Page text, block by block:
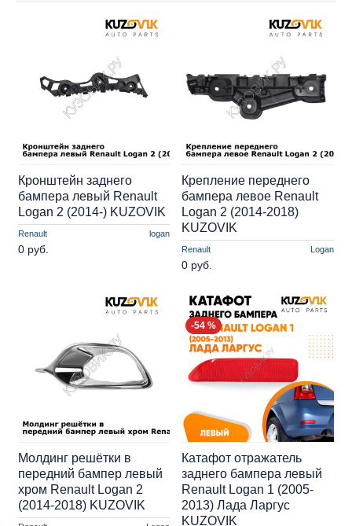
Renault logan
Кронштейн заднего
бампера левый Renault
Logan 2 (2014-) KUZOVIK
0 руб. Renault Logan
Крепление переднего
бампера левое Renault
Logan 2 (2014-2018)
KUZOVIK
0 руб.
Молдинг решётки в
передний бампер левый
хром Renault Logan 2
(2014-2018) KUZOVIK
-54 %
Катафот отражатель
заднего бампера левый
Renault Logan 1 (2005-
2013) Лада Ларгус
KUZOVIK